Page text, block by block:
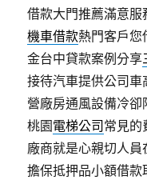
借款大門推薦滿意
機車借款熱門客戶您
金台中貸款案例分享
接待汽車提供公司
營廠房通風設備冷
桃園電梯公司 常見的
廠商就是心親切人員
擔保抵押品小額借